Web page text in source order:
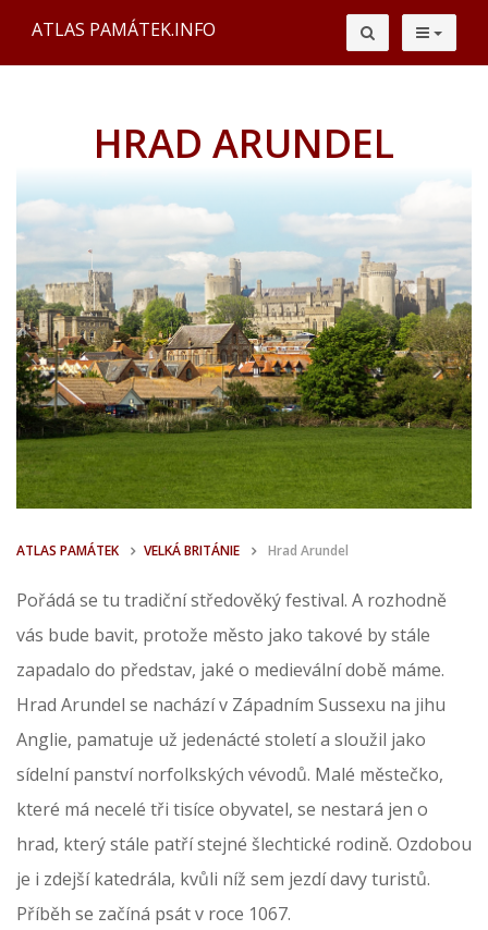
ATLAS PAMÁTEK.INFO
HRAD ARUNDEL
ATLAS PAMÁTEK VELKÁ BRITÁNIE Hrad Arundel
Pořádá se tu tradiční středověký festival. A rozhodně
vás bude bavit, protože město jako takové by stále
zapadalo do představ, jaké o medievální době máme.
Hrad Arundel se nachází v Západním Sussexu na jihu
Anglie, pamatuje už jedenácté století a sloužil jako
sídelní panství norfolkských vévodů. Malé městečko,
které má necelé tři tisíce obyvatel, se nestará jen o
hrad, který stále patří stejné šlechtické rodině. Ozdobou
je i zdejší katedrála, kvůli níž sem jezdí davy turistů.
Příběh se začíná psát v roce 1067.